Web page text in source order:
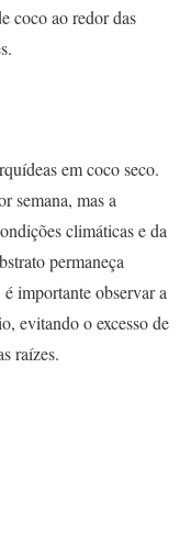
coco ao redor das
em coco seco.
semana, mas a
climáticas e da
permaneça
importante observar a
evitando o excesso de
raízes.